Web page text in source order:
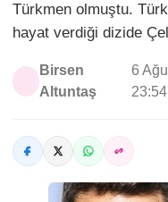
Türkmen olmuştu.
hayat verdiği dizide
Birsen
Altuntaş
6
23:54